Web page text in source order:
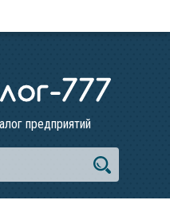
предприятий